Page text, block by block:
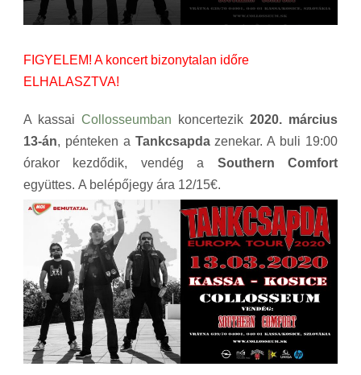
FIGYELEM! A koncert bizonytalan időre
ELHALASZTVA!
A kassai Collosseumban koncertezik 2020. március
13-án, pénteken a Tankcsapdazenekar. A buli 19:00
órakor kezdődik, vendég a Southern Comfort
együttes. A belépőjegy ára 12/15€.